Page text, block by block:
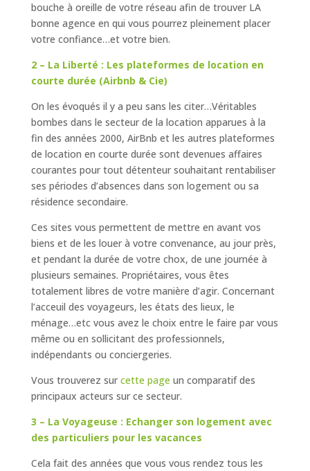
bouche à oreille de votre réseau afin de trouver LA
bonne agence en qui vous pourrez pleinement placer
votre confiance…et votre bien.
2 – La Liberté : Les plateformes de location en
courte durée (Airbnb & Cie)
On les évoqués il y a peu sans les citer…Véritables
bombes dans le secteur de la location apparues à la
fin des années 2000, AirBnb et les autres plateformes
de location en courte durée sont devenues affaires
courantes pour tout détenteur souhaitant rentabiliser
ses périodes d’absences dans son logement ou sa
résidence secondaire.
Ces sites vous permettent de mettre en avant vos
biens et de les louer à votre convenance, au jour près,
et pendant la durée de votre chox, de une journée à
plusieurs semaines. Propriétaires, vous êtes
totalement libres de votre manière d’agir. Concernant
l’acceuil des voyageurs, les états des lieux, le
ménage…etc vous avez le choix entre le faire par vous
même ou en sollicitant des professionnels,
indépendants ou conciergeries.
Vous trouverez sur cette page un comparatif des
principaux acteurs sur ce secteur.
3 – La Voyageuse : Echanger son logement avec
des particuliers pour les vacances
Cela fait des années que vous vous rendez tous les